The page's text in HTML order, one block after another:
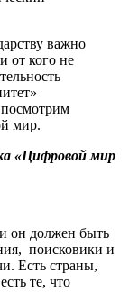
важно
от кого не
мир.
«Цифровой мир
он должен быть
поисковики и
Есть страны,
те, что